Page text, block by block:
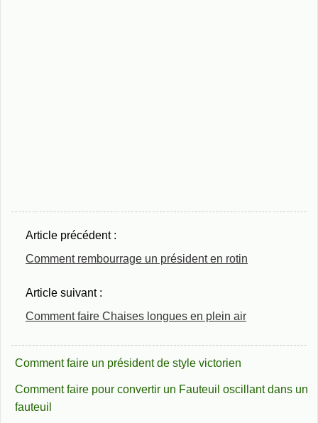
Article précédent :
Comment rembourrage un président en rotin
Article suivant :
Comment faire Chaises longues en plein air
Comment faire un président de style victorien
Comment faire pour convertir un Fauteuil oscillant dans un
fauteuil